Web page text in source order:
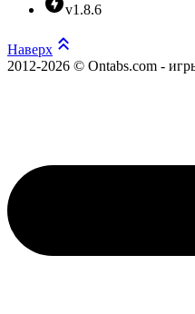
v1.8.6
Наверх
2012-2026 © Ontabs.com -